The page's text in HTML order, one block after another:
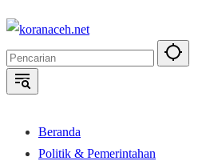
Langsung
konten
Beranda
Politik & Pemerintahan